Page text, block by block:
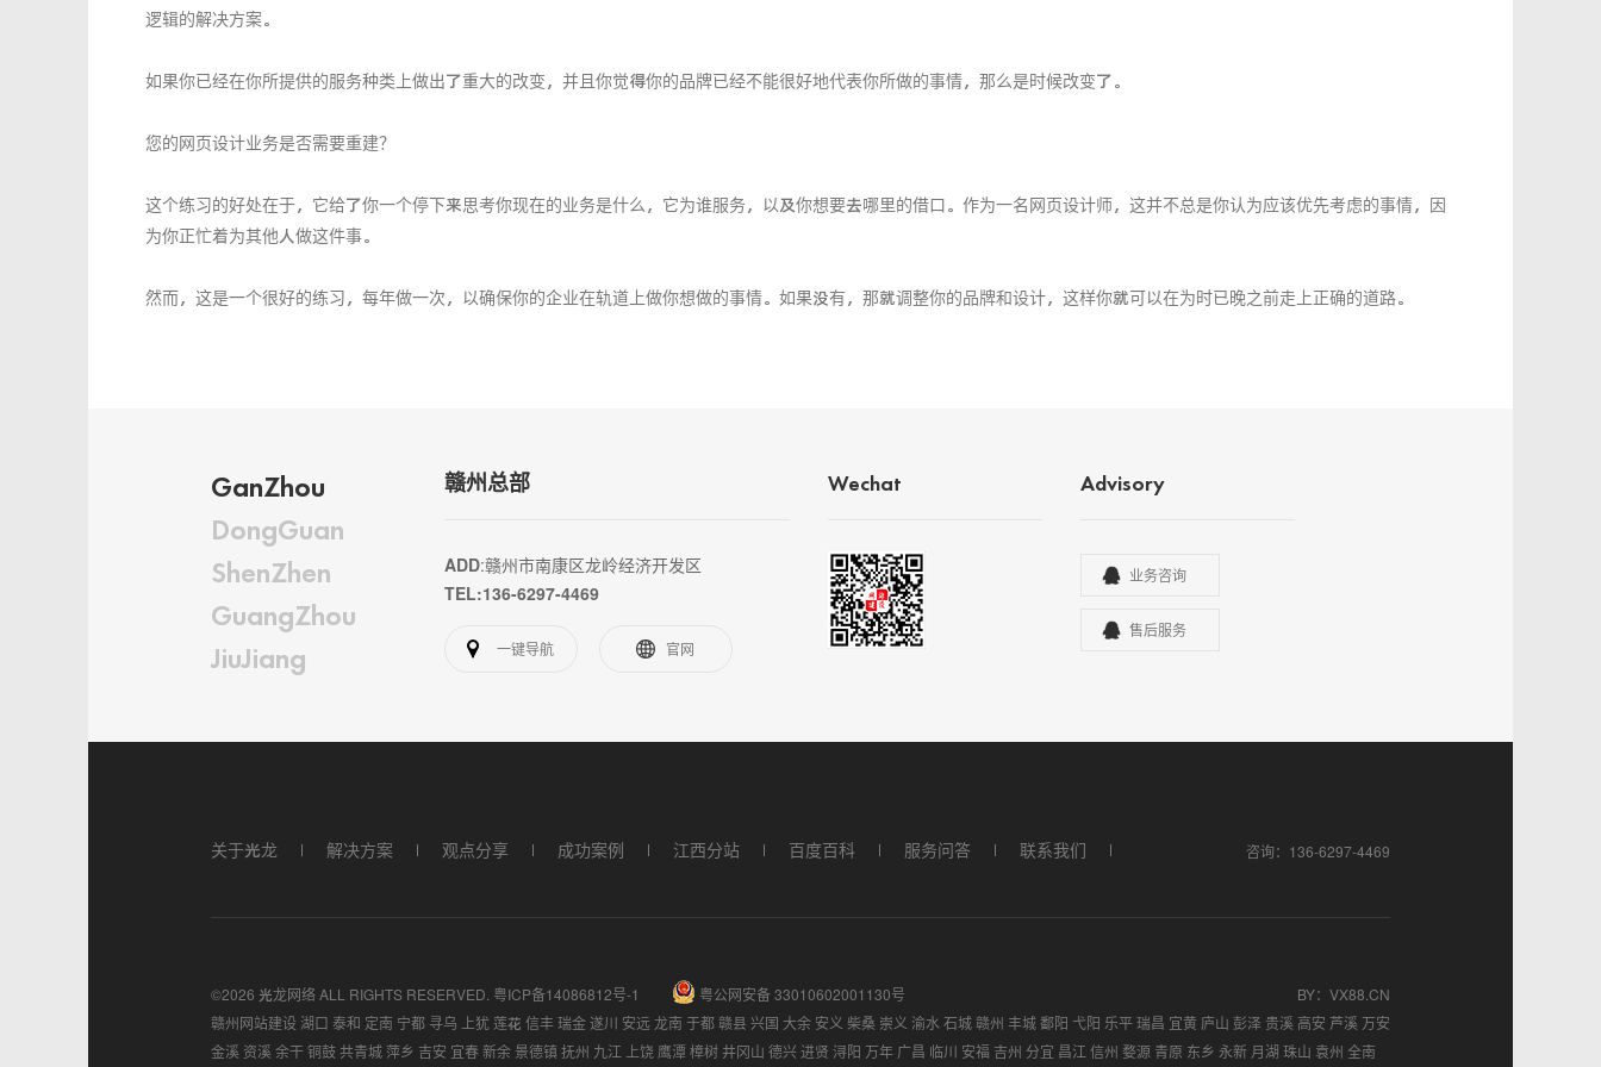
逻辑的解决方案。
如果你已经在你所提供的服务种类上做出了重大的改变，并且你觉得你的品牌已经不能很好地代表你所做的事情，那么是时候改变了。
您的网页设计业务是否需要重建？
这个练习的好处在于，它给了你一个停下来思考你现在的业务是什么，它为谁服务，以及你想要去哪里的借口。作为一名网页设计师，这并不总是你认为应该优先考虑的事情，因
为你正忙着为其他人做这件事。
然而，这是一个很好的练习，每年做一次，以确保你的企业在轨道上做你想做的事情。如果没有，那就调整你的品牌和设计，这样你就可以在为时已晚之前走上正确的道路。
GanZhou
DongGuan
ShenZhen
GuangZhou
JiuJiang
赣州总部
ADD:赣州市南康区龙岭经济开发区
TEL:136-6297-4469
一键导航 官网
Wechat Advisory
业务咨询
售后服务
关于光龙 解决方案 观点分享 成功案例 江西分站 百度百科 服务问答 联系我们 咨询：136-6297-4469
©2026 光龙网络 ALL RIGHTS RESERVED. 粤ICP备14086812号-1 粤公网安备 33010602001130号 BY：VX88.CN
赣州网站建设 湖口 泰和 定南 宁都 寻乌 上犹莲花 信丰瑞金遂川 安远 龙南 于都赣县 兴国 大余 安义 柴桑 崇义 渝水石城赣州 丰城鄱阳 弋阳 乐平瑞昌 宜黄 庐山 彭泽 贵溪 高安 芦溪 万安
金溪 资溪余干铜鼓共青城萍乡 吉安 宜春新余 景德镇抚州 九江上饶鹰潭 樟树 井冈山 德兴进贤 浔阳 万年 广昌 临川 安福 吉州 分宜 昌江信州 婺源 青原 东乡 永新 月湖 珠山 袁州 全南